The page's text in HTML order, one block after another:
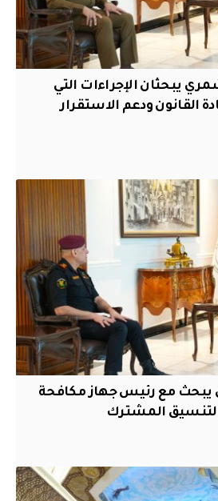
يبحثان الإجراءات التي
القانون ودعم الاستقرار
يبحث مع رئيس جهاز مكافحة
المشترك